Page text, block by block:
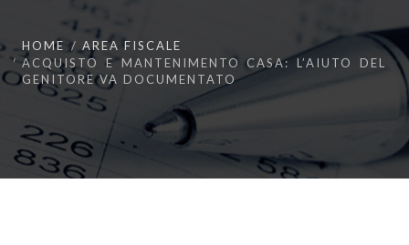
HOME
AREA FISCALE
ACQUISTO E MANTENIMENTO CASA: L’AIUTO DEL
GENITORE VA DOCUMENTATO